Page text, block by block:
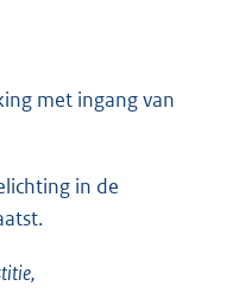
met ingang van
in de